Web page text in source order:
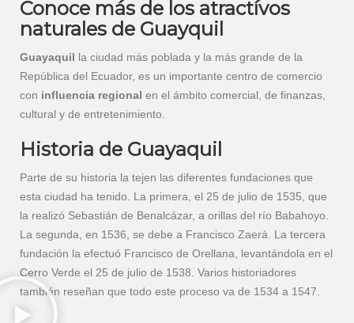
Conoce más de los atractívos
naturales de Guayquil
Guayaquil la ciudad más poblada y la más grande de la
República del Ecuador, es un importante centro de comercio
con influencia regional en el ámbito comercial, de finanzas,
cultural y de entretenimiento.
Historia de Guayaquil
Parte de su historia la tejen las diferentes fundaciones que
esta ciudad ha tenido. La primera, el 25 de julio de 1535, que
la realizó Sebastián de Benalcázar, a orillas del río Babahoyo.
La segunda, en 1536, se debe a Francisco Zaerá. La tercera
fundación la efectuó Francisco de Orellana, levantándola en el
Cerro Verde el 25 de julio de 1538. Varios historiadores
también reseñan que todo este proceso va de 1534 a 1547.